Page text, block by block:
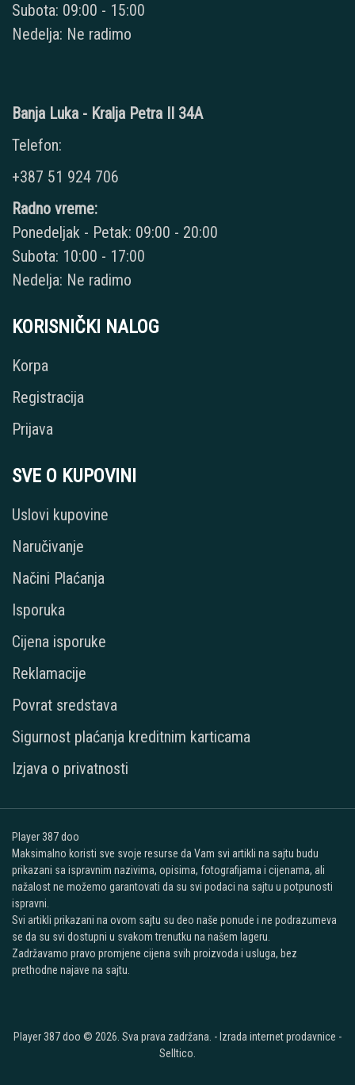
Subota: 09:00 - 15:00
Nedelja: Ne radimo
Banja Luka - Kralja Petra II 34A
Telefon:
+387 51 924 706
Radno vreme:
Ponedeljak - Petak: 09:00 - 20:00
Subota: 10:00 - 17:00
Nedelja: Ne radimo
KORISNIČKI NALOG
Korpa
Registracija
Prijava
SVE O KUPOVINI
Uslovi kupovine
Naručivanje
Načini Plaćanja
Isporuka
Cijena isporuke
Reklamacije
Povrat sredstava
Sigurnost plaćanja kreditnim karticama
Izjava o privatnosti
Player 387 doo
Maksimalno koristi sve svoje resurse da Vam svi artikli na sajtu budu
prikazani sa ispravnim nazivima, opisima, fotografijama i cijenama, ali
nažalost ne možemo garantovati da su svi podaci na sajtu u potpunosti
ispravni.
Svi artikli prikazani na ovom sajtu su deo naše ponude i ne podrazumeva
se da su svi dostupni u svakom trenutku na našem lageru.
Zadržavamo pravo promjene cijena svih proizvoda i usluga, bez
prethodne najave na sajtu.
Player 387 doo © 2026. Sva prava zadržana. - Izrada internet prodavnice -
Selltico.